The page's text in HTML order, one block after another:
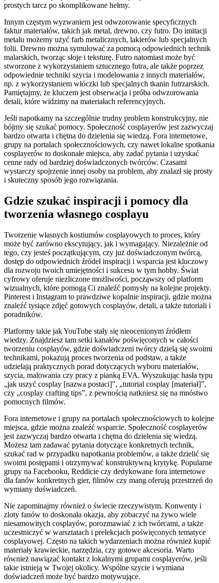
prostych tarcz po skomplikowane hełmy.
Innym częstym wyzwaniem jest odwzorowanie specyficznych
faktur materiałów, takich jak metal, drewno, czy futro. Do imitacji
metalu możemy użyć farb metalicznych, lakierów lub specjalnych
folii. Drewno można symulować za pomocą odpowiednich technik
malarskich, tworząc słoje i teksturę. Futro natomiast może być
stworzone z wykorzystaniem sztucznego futra, ale także poprzez
odpowiednie techniki szycia i modelowania z innych materiałów,
np. z wykorzystaniem włóczki lub specjalnych tkanin futrzarskich.
Pamiętajmy, że kluczem jest obserwacja i próba odwzorowania
detali, które widzimy na materiałach referencyjnych.
Jeśli napotkamy na szczególnie trudny problem konstrukcyjny, nie
bójmy się szukać pomocy. Społeczność cosplayerów jest zazwyczaj
bardzo otwarta i chętna do dzielenia się wiedzą. Fora internetowe,
grupy na portalach społecznościowych, czy nawet lokalne spotkania
cosplayerów to doskonałe miejsca, aby zadać pytania i uzyskać
cenne rady od bardziej doświadczonych twórców. Czasami
wystarczy spojrzenie innej osoby na problem, aby znalazł się prosty
i skuteczny sposób jego rozwiązania.
Gdzie szukać inspiracji i pomocy dla
tworzenia własnego cosplayu
Tworzenie własnych kostiumów cosplayowych to proces, który
może być zarówno ekscytujący, jak i wymagający. Niezależnie od
tego, czy jesteś początkującym, czy już doświadczonym twórcą,
dostęp do odpowiednich źródeł inspiracji i wsparcia jest kluczowy
dla rozwoju twoich umiejętności i sukcesu w tym hobby. Świat
cyfrowy oferuje niezliczone możliwości, począwszy od platform
wizualnych, które pomogą Ci znaleźć pomysły na kolejne projekty.
Pinterest i Instagram to prawdziwe kopalnie inspiracji, gdzie można
znaleźć tysiące zdjęć gotowych cosplayów, detali, a także tutoriali i
poradników.
Platformy takie jak YouTube stały się nieocenionym źródłem
wiedzy. Znajdziesz tam setki kanałów poświęconych w całości
tworzeniu cosplayów, gdzie doświadczeni twórcy dzielą się swoimi
technikami, pokazują proces tworzenia od podstaw, a także
udzielają praktycznych porad dotyczących wyboru materiałów,
szycia, malowania czy pracy z pianką EVA. Wyszukując hasła typu
„jak uszyć cosplay [nazwa postaci]”, „tutorial cosplay [materiał]”,
czy „cosplay crafting tips”, z pewnością natkniesz się na mnóstwo
pomocnych filmów.
Fora internetowe i grupy na portalach społecznościowych to kolejne
miejsca, gdzie można znaleźć wsparcie. Społeczność cosplayerów
jest zazwyczaj bardzo otwarta i chętna do dzielenia się wiedzą.
Możesz tam zadawać pytania dotyczące konkretnych technik,
szukać rad w przypadku napotkania problemów, a także dzielić się
swoimi postępami i otrzymywać konstruktywną krytykę. Popularne
grupy na Facebooku, Reddicie czy dedykowane fora internetowe
dla fanów konkretnych gier, filmów czy mang oferują przestrzeń do
wymiany doświadczeń.
Nie zapominajmy również o świecie rzeczywistym. Konwenty i
zloty fanów to doskonała okazja, aby zobaczyć na żywo wiele
niesamowitych cosplayów, porozmawiać z ich twórcami, a także
uczestniczyć w warsztatach i prelekcjach poświęconych tematyce
cosplayowej. Często na takich wydarzeniach można również kupić
materiały krawieckie, narzędzia, czy gotowe akcesoria. Warto
również nawiązać kontakt z lokalnymi grupami cosplayerów, jeśli
takie istnieją w Twojej okolicy. Wspólne szycie i wymiana
doświadczeń może być bardzo motywujące.